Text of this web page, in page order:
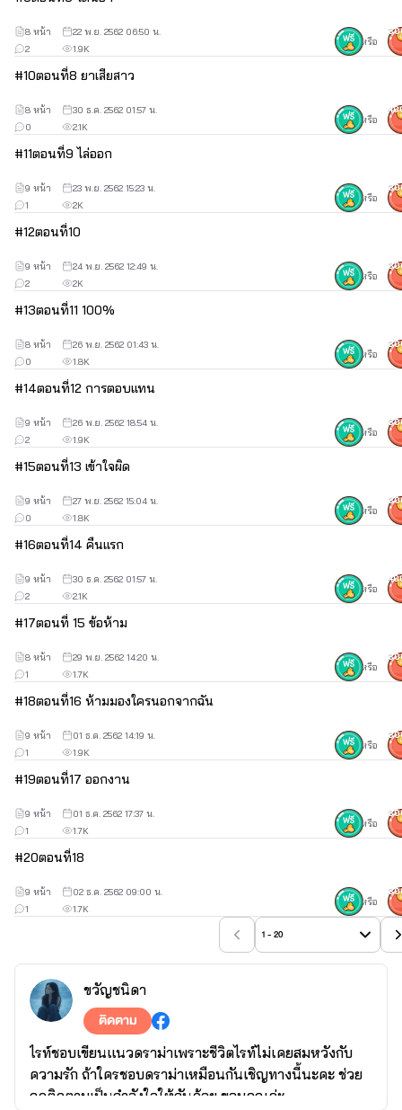
1.9K
2
8 หน้า
22 พ.ย. 2562 06:50 น.
หรือ
#10ตอนที่8 ยาเสียสาว
2.1K
0
8 หน้า
30 ธ.ค. 2562 01:57 น.
หรือ
#11ตอนที่9 ไล่ออก
2K
1
9 หน้า
23 พ.ย. 2562 15:23 น.
หรือ
#12ตอนที่10
2K
2
9 หน้า
24 พ.ย. 2562 12:49 น.
หรือ
#13ตอนที่11 100%
1.8K
0
8 หน้า
26 พ.ย. 2562 01:43 น.
หรือ
#14ตอนที่12 การตอบแทน
1.9K
2
9 หน้า
26 พ.ย. 2562 18:54 น.
หรือ
#15ตอนที่13 เข้าใจผิด
1.8K
0
9 หน้า
27 พ.ย. 2562 15:04 น.
หรือ
#16ตอนที่14 คืนแรก
2.1K
2
9 หน้า
30 ธ.ค. 2562 01:57 น.
หรือ
#17ตอนที่ 15 ข้อห้าม
1.7K
1
8 หน้า
29 พ.ย. 2562 14:20 น.
หรือ
#18ตอนที่16 ห้ามมองใครนอกจากฉัน
1.9K
1
9 หน้า
01 ธ.ค. 2562 14:19 น.
หรือ
#19ตอนที่17 ออกงาน
1.7K
1
9 หน้า
01 ธ.ค. 2562 17:37 น.
หรือ
#20ตอนที่18
1.7K
1
9 หน้า
02 ธ.ค. 2562 09:00 น.
หรือ
1 - 20
ขวัญชนิดา
ติดตาม
ไรท์ชอบเขียนแนวดราม่าเพราะชีวิตไรท์ไม่เคยสมหวังกับ
ความรัก ถ้าใครชอบดราม่าเหมือนกันเชิญทางนี้นะคะ ช่วย
กดติดตามเป็นกำลังใจให้กันด้วย ขอบคุณค่ะ